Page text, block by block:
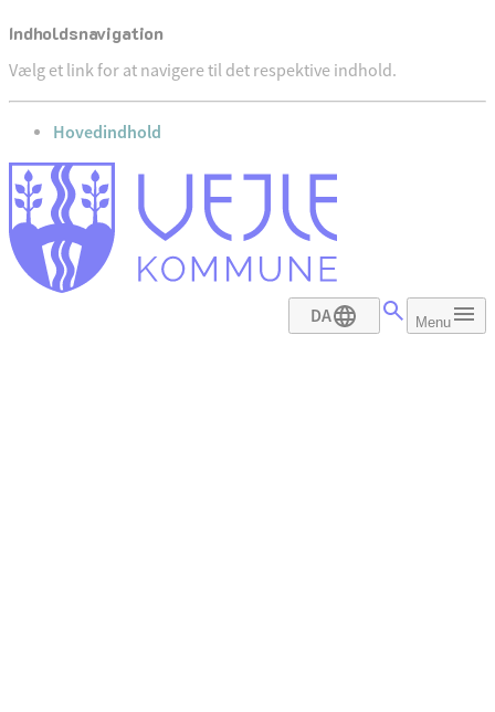
Indholdsnavigation
Vælg et link for at navigere til det respektive indhold.
gå til
Hovedindhold
DA Menu